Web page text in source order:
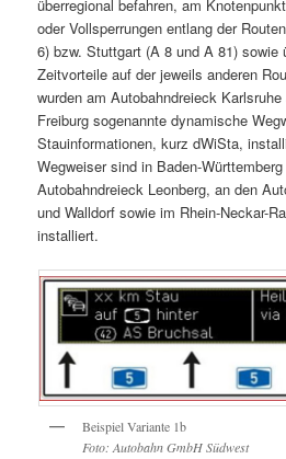
überregional befahren, am
oder Vollsperrungen entlang der
6) bzw. Stuttgart (A 8 und A 81) sowie
Zeitvorteile auf der jeweils anderen
wurden am Autobahndreieck
Freiburg sogenannte dynamische
Stauinformationen, kurz dWiSta,
Wegweiser sind in Baden-
Autobahndreieck Leonberg, an den
und Walldorf sowie im Rhein-Neckar-
installiert.
Beispiel Variante 1b
Foto: Autobahn GmbH Südwest